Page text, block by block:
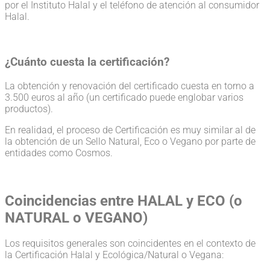
por el Instituto Halal y el teléfono de atención al consumidor
Halal.
¿Cuánto cuesta la certificación?
La obtención y renovación del certificado cuesta en torno a
3.500 euros al año (un certificado puede englobar varios
productos).
En realidad, el proceso de Certificación es muy similar al de
la obtención de un Sello Natural, Eco o Vegano por parte de
entidades como Cosmos.
Coincidencias entre HALAL y ECO (o
NATURAL o VEGANO)
Los requisitos generales son coincidentes en el contexto de
la Certificación Halal y Ecológica/Natural o Vegana: